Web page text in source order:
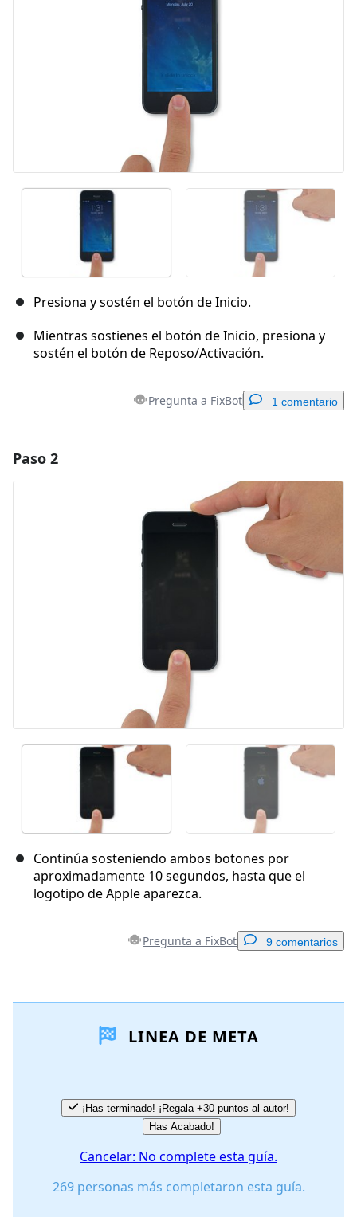
Presiona y sostén el botón de Inicio.
Mientras sostienes el botón de Inicio, presiona y
sostén el botón de Reposo/Activación.
Pregunta a FixBot 1 comentario
Publicar comentario
Paso 2
Continúa sosteniendo ambos botones por
aproximadamente 10 segundos, hasta que el
logotipo de Apple aparezca.
Pregunta a FixBot 9 comentarios
Agregar Comentario
Cancelar Publicar comentario
LINEA DE META
¡Has terminado! ¡Regala +30 puntos al autor!
Has Acabado!
Cancelar: No complete esta guía.
269 personas más completaron esta guía.